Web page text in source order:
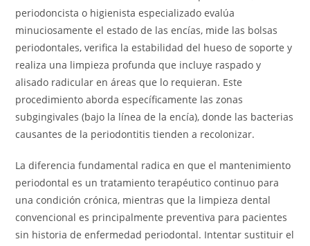
periodoncista o higienista especializado evalúa
minuciosamente el estado de las encías, mide las bolsas
periodontales, verifica la estabilidad del hueso de soporte y
realiza una limpieza profunda que incluye raspado y
alisado radicular en áreas que lo requieran. Este
procedimiento aborda específicamente las zonas
subgingivales (bajo la línea de la encía), donde las bacterias
causantes de la periodontitis tienden a recolonizar.
La diferencia fundamental radica en que el mantenimiento
periodontal es un tratamiento terapéutico continuo para
una condición crónica, mientras que la limpieza dental
convencional es principalmente preventiva para pacientes
sin historia de enfermedad periodontal. Intentar sustituir el